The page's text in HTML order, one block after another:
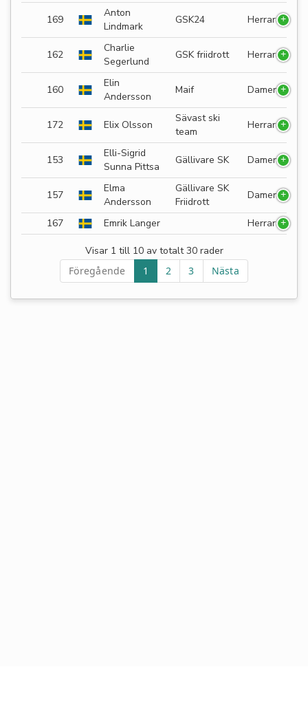
169
Anton
Lindmark
GSK24 Herrar
162
Charlie
Segerlund
GSK friidrott Herrar
160
Elin
Andersson
Maif Damer
172 Elix Olsson
Sävast ski
team
Herrar
153
Elli-Sigrid
Sunna Pittsa
Gällivare SK Damer
157
Elma
Andersson
Gällivare SK
Friidrott
Damer
167 Emrik Langer Herrar
Visar 1 till 10 av totalt 30 rader
Föregående
1 2 3 Nästa